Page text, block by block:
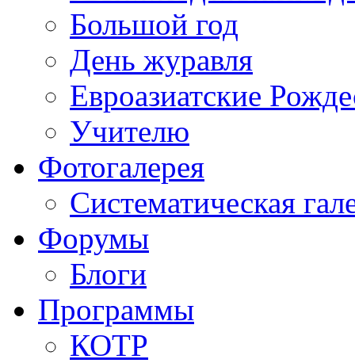
Большой год
День журавля
Евроазиатские
Учителю
Фотогалерея
Систематическая
Форумы
Блоги
Программы
КОТР